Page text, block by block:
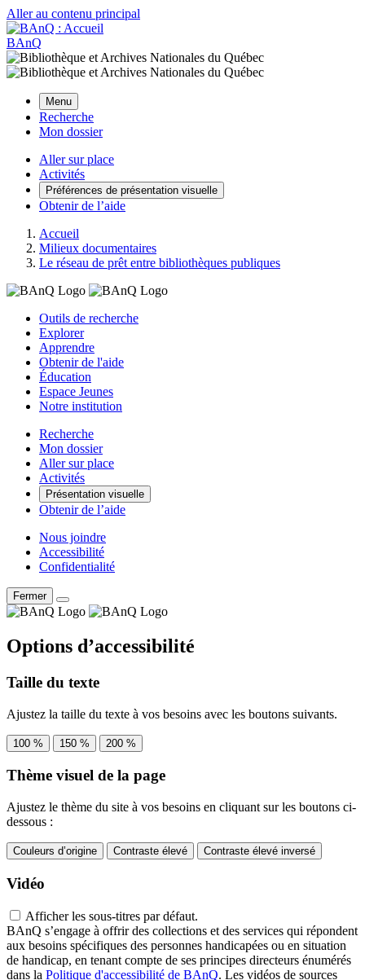
Aller au contenu principal
BAnQ
Menu
Recherche
Mon dossier
Aller sur place
Activités
Préférences de présentation visuelle
Obtenir de l’aide
Accueil
Milieux documentaires
Le réseau de prêt entre bibliothèques publiques
Outils de recherche
Explorer
Apprendre
Obtenir de l'aide
Éducation
Espace Jeunes
Notre institution
Recherche
Mon dossier
Aller sur place
Activités
Présentation visuelle
Obtenir de l’aide
Nous joindre
Accessibilité
Confidentialité
Fermer
Options d’accessibilité
Taille du texte
Ajustez la taille du texte à vos besoins avec les boutons suivants.
100 % 150 % 200 %
Thème visuel de la page
Ajustez le thème du site à vos besoins en cliquant sur les boutons ci-
dessous :
Couleurs d’origine Contraste élevé Contraste élevé inversé
Vidéo
Afficher les sous-titres par défaut.
BAnQ s’engage à offrir des collections et des services qui répondent
aux besoins spécifiques des personnes handicapées ou en situation
de handicap, en tenant compte de ses principes directeurs énumérés
dans la Politique d'accessibilité de BAnQ. Les vidéos de sources